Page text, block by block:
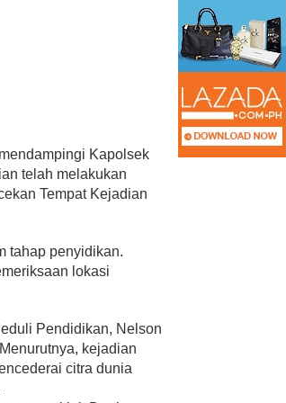
Kapolsek
telah melakukan
Tempat Kejadian
tahap penyidikan.
lokasi
Pendidikan, Nelson
kejadian
citra dunia
Ketua Fraksi PAN DPR RI Putri
Zulhas Siap Dukung Penuh PWI